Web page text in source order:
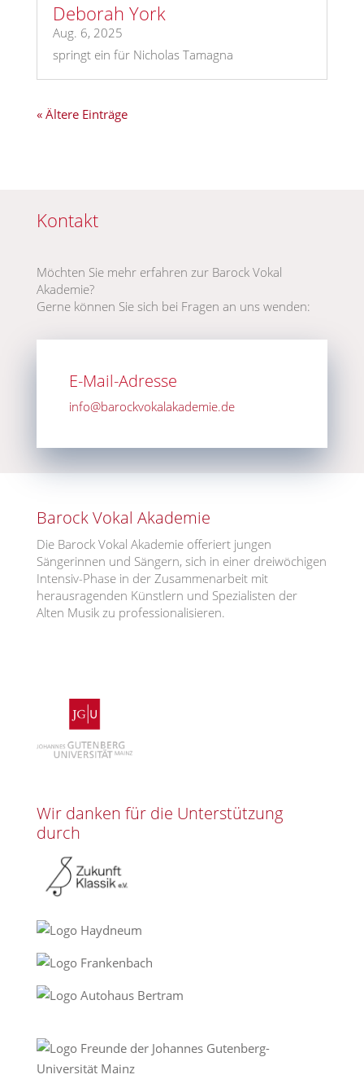
Deborah York
Aug. 6, 2025
springt ein für Nicholas Tamagna
« Ältere Einträge
Kontakt
Möchten Sie mehr erfahren zur Barock Vokal
Akademie?
Gerne können Sie sich bei Fragen an uns wenden:
E-Mail-Adresse
info@barockvokalakademie.de
Barock Vokal Akademie
Die Barock Vokal Akademie offeriert jungen
Sängerinnen und Sängern, sich in einer dreiwöchigen
Intensiv-Phase in der Zusammenarbeit mit
herausragenden Künstlern und Spezialisten der
Alten Musik zu professionalisieren.
Wir danken für die Unterstützung
durch